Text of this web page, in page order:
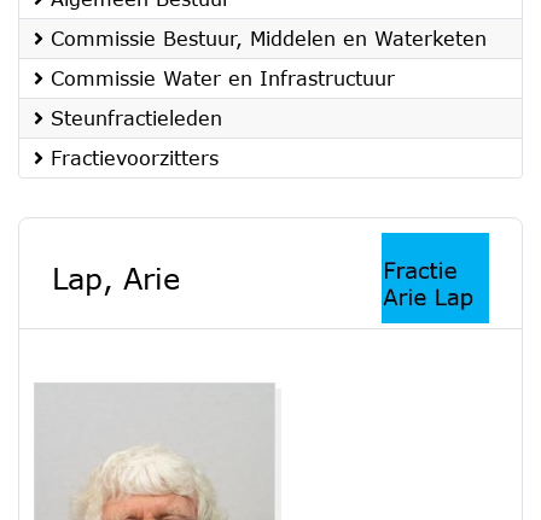
Commissie Bestuur, Middelen en Waterketen
Commissie Water en Infrastructuur
Steunfractieleden
Fractievoorzitters
Lap, Arie